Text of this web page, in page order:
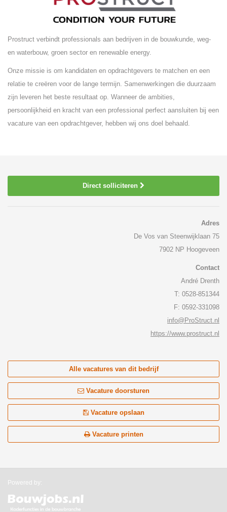
Prostruct verbindt professionals aan bedrijven in de bouwkunde, weg-
en waterbouw, groen sector en renewable energy.
Onze missie is om kandidaten en opdrachtgevers te matchen en een
relatie te creëren voor de lange termijn. Samenwerkingen die duurzaam
zijn leveren het beste resultaat op. Wanneer de ambities,
persoonlijkheid en kracht van een professional perfect aansluiten bij een
vacature van een opdrachtgever, hebben wij ons doel behaald.
Direct solliciteren
Adres
De Vos van Steenwijklaan 75
7902 NP Hoogeveen
Contact
André Drenth
T: 0528-851344
F: 0592-331098
info@ProStruct.nl
https://www.prostruct.nl
Alle vacatures van dit bedrijf
Vacature doorsturen
Vacature opslaan
Vacature printen
Powered by: